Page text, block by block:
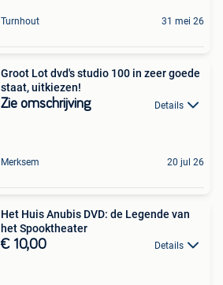
Turnhout 31 mei 26
Groot Lot dvd's studio 100 in zeer goede
staat, uitkiezen!
Zie omschrijving Details
Merksem 20 jul 26
Het Huis Anubis DVD: de Legende van
het Spooktheater
€ 10,00 Details